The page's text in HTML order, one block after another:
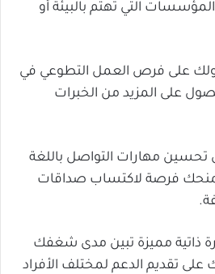
التي تهتم بالبيئة أو
على فرص العمل التطوعي في
على المزيد من الخبرات
تحسين مهارات التواصل باللغة
ويمنحك فرصة لاكتساب صداقات
ذاتية مميزة تبين مدى شغفك
تقديم الدعم لمختلف الأفراد